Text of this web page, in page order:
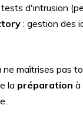
tests d'intrusion
: gestion des
ne maîtrises pas
la préparation à